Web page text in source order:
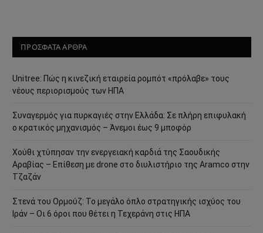
ΠΡΟΣΦΑΤΑ ΑΡΘΡΑ
Unitree: Πώς η κινεζική εταιρεία ρομπότ «πρόλαβε» τους
νέους περιορισμούς των ΗΠΑ
Συναγερμός για πυρκαγιές στην Ελλάδα: Σε πλήρη επιφυλακή
ο κρατικός μηχανισμός – Άνεμοι έως 9 μποφόρ
Χούθι χτύπησαν την ενεργειακή καρδιά της Σαουδικής
Αραβίας – Επίθεση με drone στο διυλιστήριο της Aramco στην
Τζαζάν
Στενά του Ορμούζ: Το μεγάλο όπλο στρατηγικής ισχύος του
Ιράν – Οι 6 όροι που θέτει η Τεχεράνη στις ΗΠΑ